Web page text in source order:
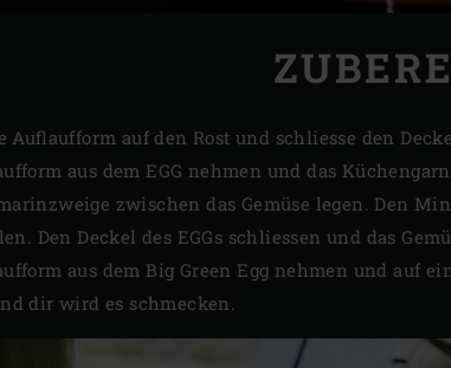
Auflaufform auf den Rost und schliesse den
aus dem EGG nehmen und das
zwischen das Gemüse legen. Den
Den Deckel des EGGs schliessen und das
aus dem Big Green Egg nehmen und auf
dir wird es schmecken.